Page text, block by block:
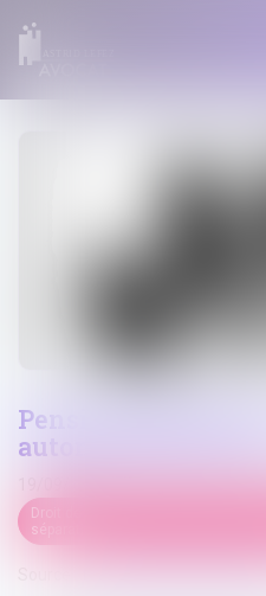
Pension
automatisée pour
Droit de la famille, des personnes
séparation